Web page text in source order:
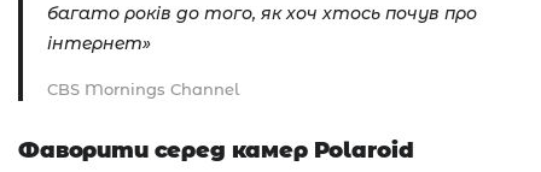
багато років до того, як хоч хтось почув про
інтернет»
CBS Mornings Channel
Фаворити серед камер Polaroid